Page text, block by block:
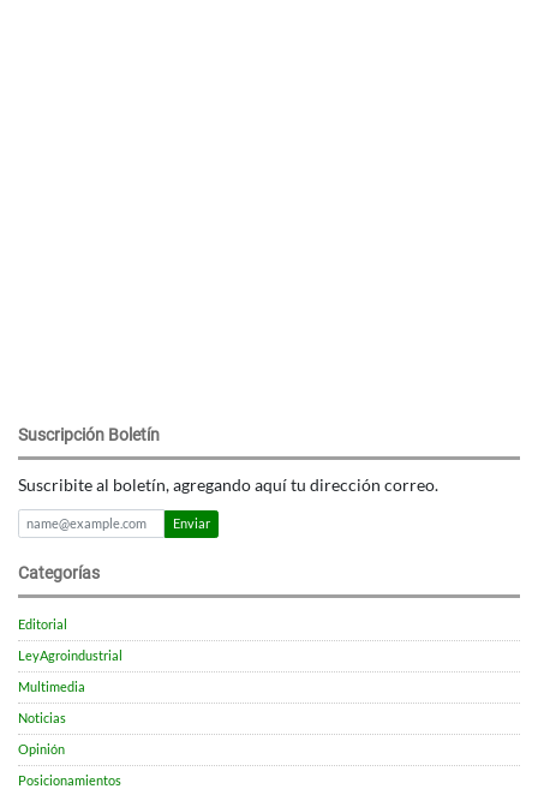
Suscripción Boletín
Suscribite al boletín, agregando aquí tu dirección correo.
Enviar
Categorías
Editorial
LeyAgroindustrial
Multimedia
Noticias
Opinión
Posicionamientos